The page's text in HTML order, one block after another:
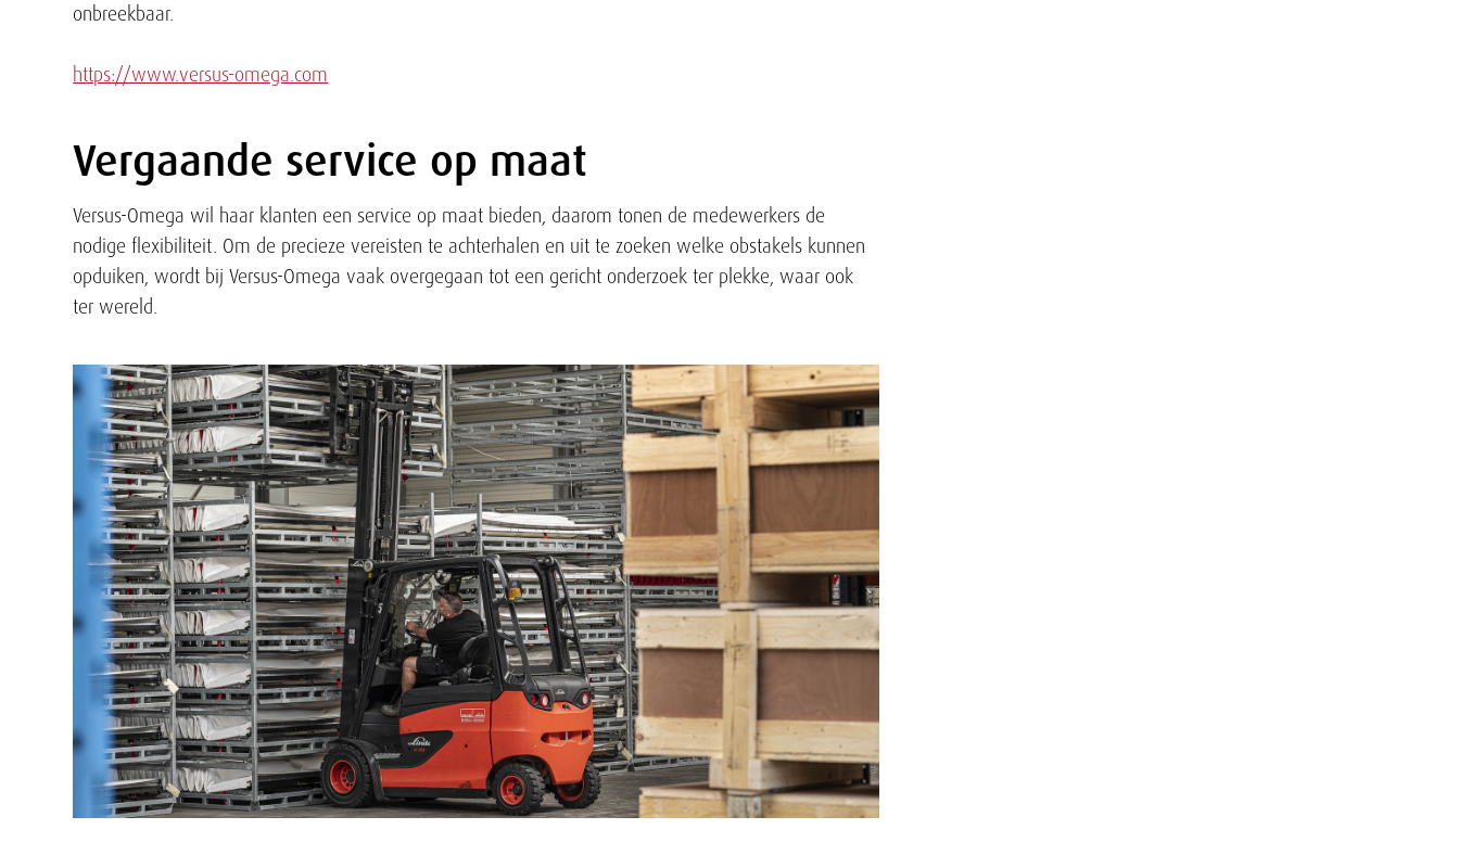
onbreekbaar.
https://www.versus-omega.com
Tekst
Vergaande service op maat
Versus-Omega wil haar klanten een service op maat bieden, daarom tonen de medewerkers de
nodige flexibiliteit. Om de precieze vereisten te achterhalen en uit te zoeken welke obstakels kunnen
opduiken, wordt bij Versus-Omega vaak overgegaan tot een gericht onderzoek ter plekke, waar ook
ter wereld.